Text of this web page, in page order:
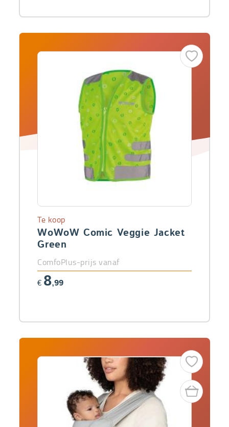
WoWoW Comic Veggie Jacket
Green
Te koop
ComfoPlus-prijs vanaf
€ 8,99